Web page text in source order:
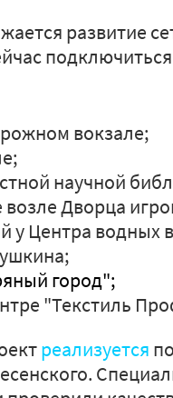
развитие
вокзале;
научной
возле Дворца
у Центра водных
город";
"Текстиль
реализуется